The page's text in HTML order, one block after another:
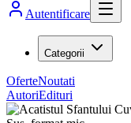
Autentificare
Categorii
OferteNoutati
AutoriEdituri